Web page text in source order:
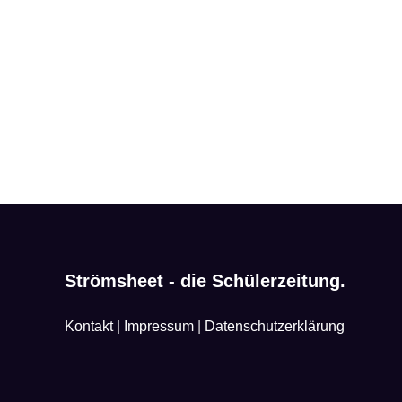
Strömsheet - die Schülerzeitung.
Kontakt| Impressum Datenschutzerklärung